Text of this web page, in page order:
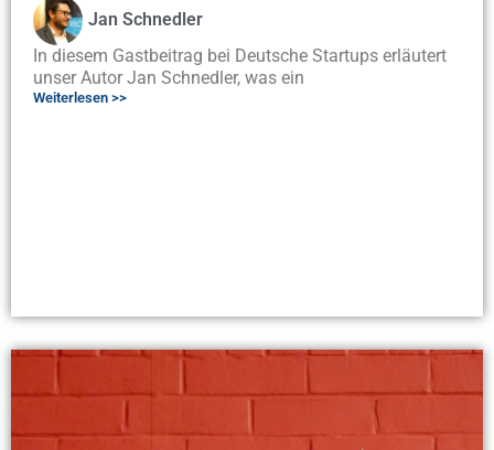
Jan Schnedler
In diesem Gastbeitrag bei Deutsche Startups erläutert
unser Autor Jan Schnedler, was ein
Weiterlesen >>